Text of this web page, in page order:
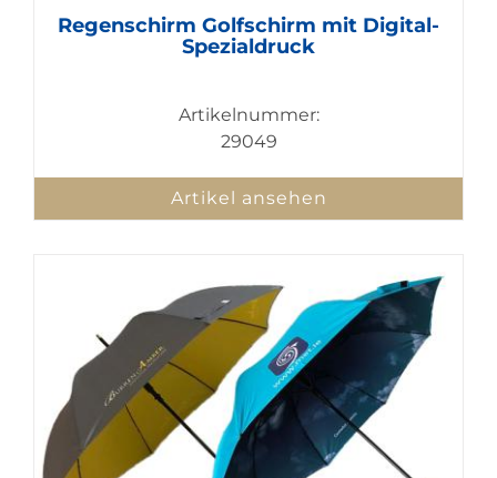
Regenschirm Golfschirm mit Digital-
Spezialdruck
Artikelnummer:
29049
Artikel ansehen